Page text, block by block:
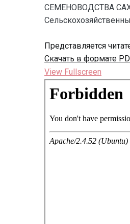
СЕМЕНОВОДСТВА
Представляется
Скачать в формате
View Fullscreen
Перейти
содержимому